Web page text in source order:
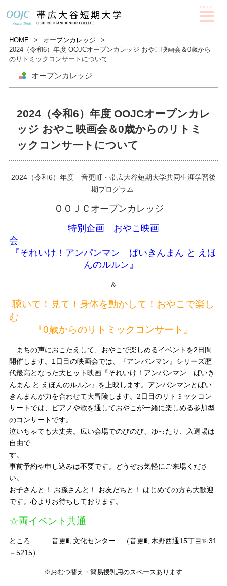
HOME > オープンカレッジ
>
2024（令和6）年度 OOJCオープンカレッジ おやこ映画会＆0歳から
のリトミックコンサートについて
オープンカレッジ
2024（令和6）年度 OOJCオープンカレ
ッジ おやこ映画会＆0歳からのリトミ
ックコンサートについて
2024（令和6）年度 音更町・帯広大谷短期大学共同生涯学習後
期プログラム
ＯＯＪＣオープンカレッジ
特別企画 おやこ映画
『それいけ！アンパンマン ばいきんまん と えほ
んのルルン』
＆
聴いて！見て！身体を動かして！おやこで楽し
『0歳からのリトミックコンサート』
まちの声におこたえして、おやこで楽しめるイベントを2日間
開催します。1日目の映画会では、
『アンパンマン』シリーズ歴
代最高となった大ヒット映画『それいけ！アンパンマン ばいき
んまん と えほんのルルン』を上映します。アンパンマンとばい
きんまんが力を合わせて大冒険します。2日目のリトミックコン
サートでは、ピアノや歌を通しておやこが一緒に楽しめる参加型
のコンサートです。
泣いちゃても大丈夫。広い会場でのびのび、ゆったり、入退場は
自由で
す
事前予約や申し込みは不要です。どうぞお気軽にご来場くださ
い。
お子さんと！ お孫さんと！ お友だちと！ はじめての方も大歓迎
です。心よりお待ちしております。
☆両イベント共通
ところ 音更町文化センター （音更町木野西通15丁目℡31
－5215）
※おむつ替え・簡易授乳用のスペースあります